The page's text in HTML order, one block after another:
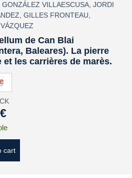
GONZÁLEZ VILLAESCUSA ,JORDI
,GILLES FRONTEAU
de Can Blai
Baleares). La pierre
et les carrières de marès.
cart